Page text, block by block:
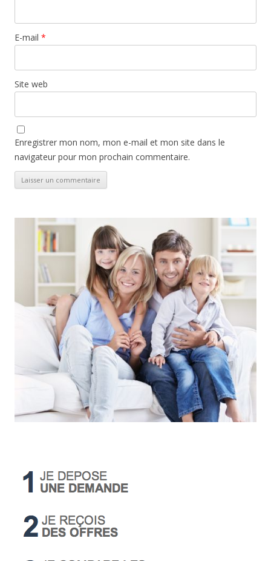
E-mail *
Site web
Enregistrer mon nom, mon e-mail et mon site dans le
navigateur pour mon prochain commentaire.